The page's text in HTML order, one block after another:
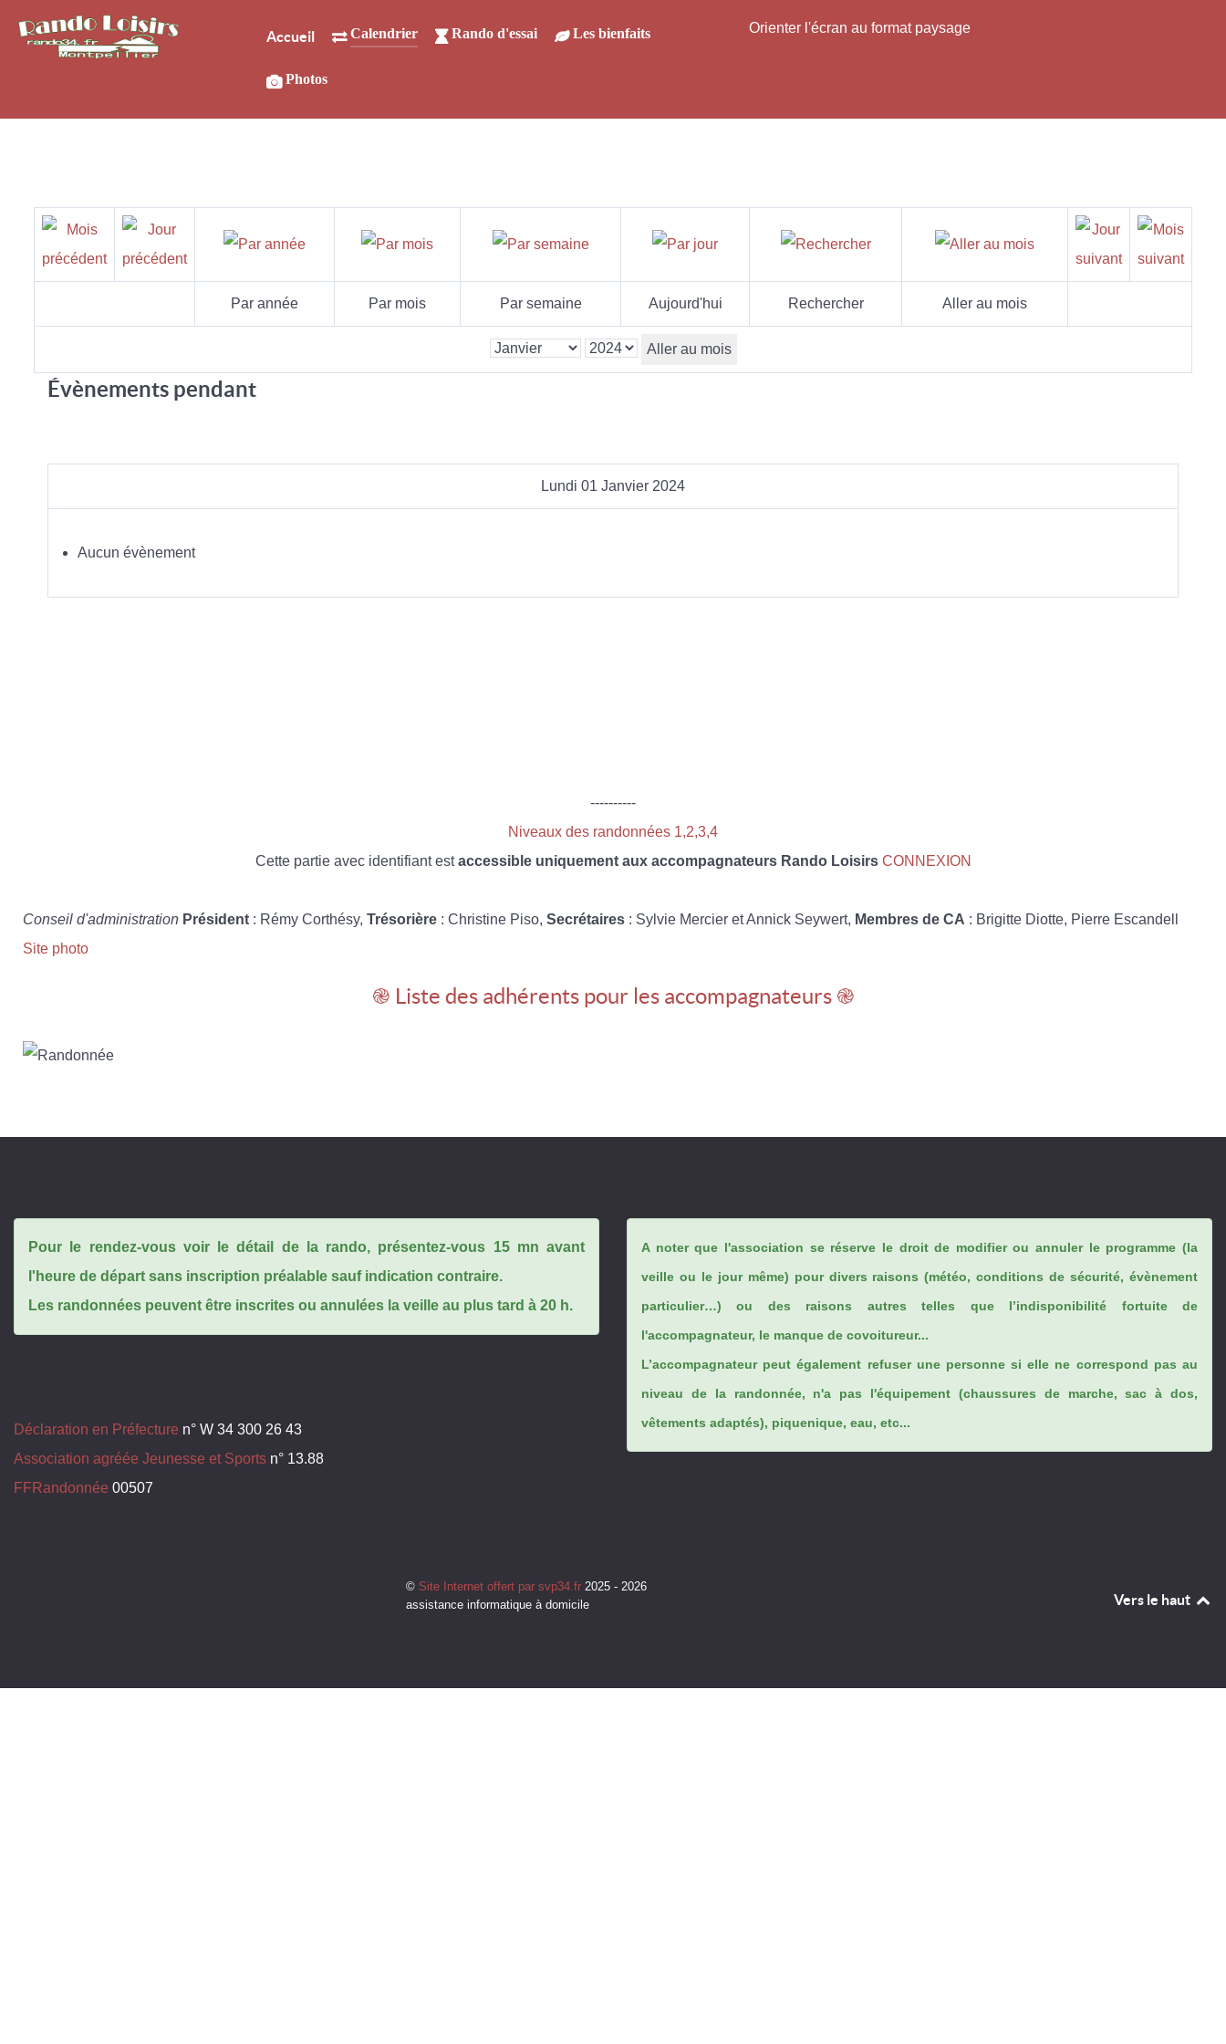
Accueil Calendrier Rando d'essai Les bienfaits
Photos
Orienter l'écran au format paysage
Par année Par mois Par semaine Aujourd'hui Rechercher Aller au mois
Aller au mois
Évènements pendant
Lundi 01 Janvier 2024
Aucun évènement
----------
Niveaux des randonnées 1,2,3,4
Cette partie avec identifiant estaccessible uniquement aux accompagnateurs Rando Loisirs CONNEXION
Conseil d'administration Président : Rémy Corthésy, Trésorière : Christine Piso, Secrétaires : Sylvie Mercier et Annick Seywert, Membres de CA : Brigitte Diotte, Pierre Escandell
Site photo
֎ Liste des adhérents pour les accompagnateurs ֎
Pour le rendez-vous voir le détail de la rando, présentez-vous 15 mn avant
l'heure de départ sans inscription préalable sauf indication contraire.
Les randonnées peuvent être inscrites ou annulées la veille au plus tard à 20 h.
Déclaration en Préfecture n° W 34 300 26 43
Association agréée Jeunesse et Sports n° 13.88
FFRandonnée 00507
A noter que l'association se réserve le droit de modifier ou annuler le programme (la
veille ou le jour même) pour divers raisons (météo, conditions de sécurité, évènement
particulier…) ou des raisons autres telles que l’indisponibilité fortuite de
l'accompagnateur, le manque de covoitureur...
L’accompagnateur peut également refuser une personne si elle ne correspond pas au
niveau de la randonnée, n'a pas l'équipement (chaussures de marche, sac à dos,
vêtements adaptés), piquenique, eau, etc...
© Site Internet offert par svp34.fr 2025 - 2026
assistance informatique à domicile
Vers le haut